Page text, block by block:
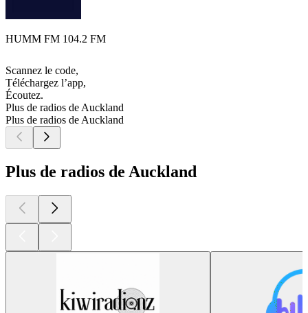
HUMM FM 104.2 FM
Scannez le code,
Téléchargez l’app,
Écoutez.
Plus de radios de Auckland
Plus de radios de Auckland
Plus de radios de Auckland